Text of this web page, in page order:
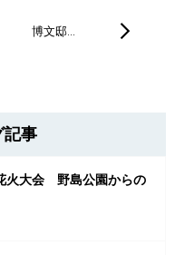
博文邸…
記事
火大会 野島公園からの